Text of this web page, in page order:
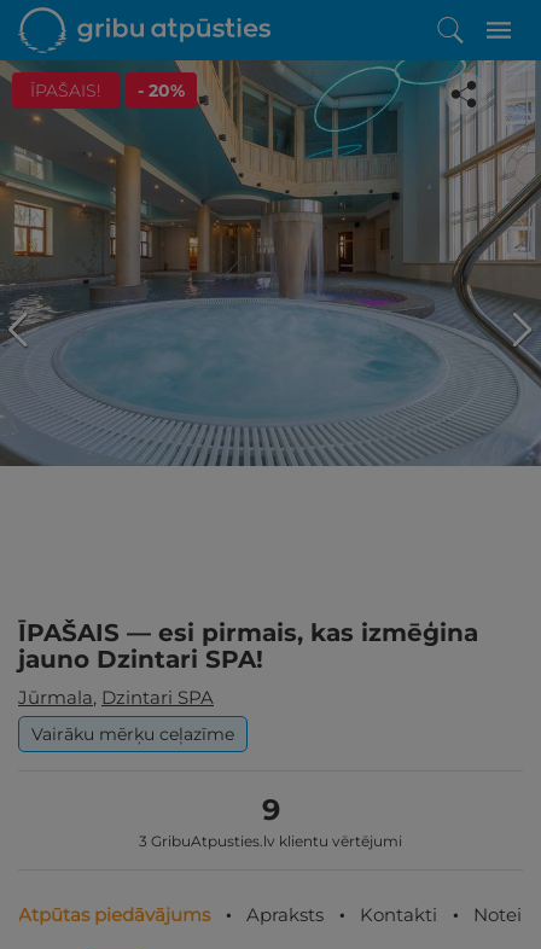
ĪPAŠAIS! - 20%
Iepatikās šis piedāvājums?
Līdz brīnišķīgai atpūtai atlikuši tikai daži soļi
ĪPAŠAIS — esi pirmais, kas izmēģina
jauno Dzintari SPA!
Jūrmala, Dzintari SPA
Vairāku mērķu ceļazīme
9
3 GribuAtpusties.lv klientu vērtējumi
Atpūtas piedāvājums Apraksts Kontakti